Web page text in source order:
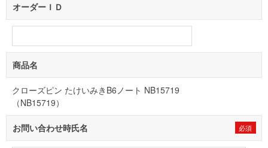
オーダーＩＤ
商品名
クローズピン たけいみきB6ノート NB15719
（NB15719）
お問い合わせ時氏名